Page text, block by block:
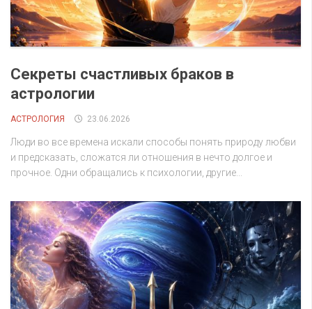
Секреты счастливых браков в
астрологии
АСТРОЛОГИЯ 23.06.2026
Люди во все времена искали способы понять природу любви
и предсказать, сложатся ли отношения в нечто долгое и
прочное. Одни обращались к психологии, другие...